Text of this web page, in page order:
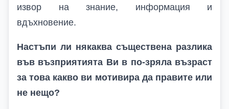
извор на знание, информация и
вдъхновение.
Настъпи ли някаква съществена разлика
във възприятията Ви в по-зряла възраст
за това какво ви мотивира да правите или
не нещо?